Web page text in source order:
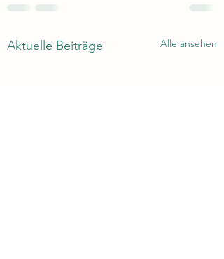
Aktuelle Beiträge Alle ansehen